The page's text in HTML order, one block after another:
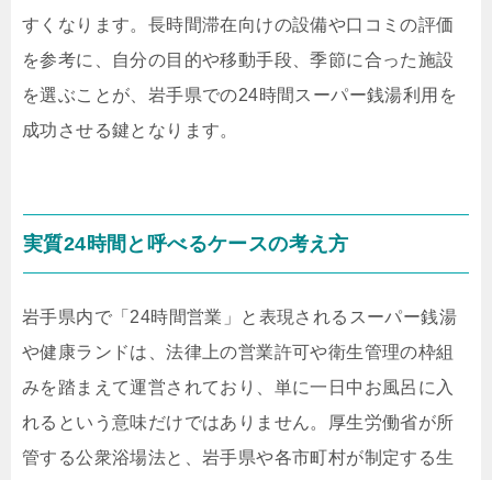
すくなります。長時間滞在向けの設備や口コミの評価
を参考に、自分の目的や移動手段、季節に合った施設
を選ぶことが、岩手県での24時間スーパー銭湯利用を
成功させる鍵となります。
実質24時間と呼べるケースの考え方
岩手県内で「24時間営業」と表現されるスーパー銭湯
や健康ランドは、法律上の営業許可や衛生管理の枠組
みを踏まえて運営されており、単に一日中お風呂に入
れるという意味だけではありません。厚生労働省が所
管する公衆浴場法と、岩手県や各市町村が制定する生